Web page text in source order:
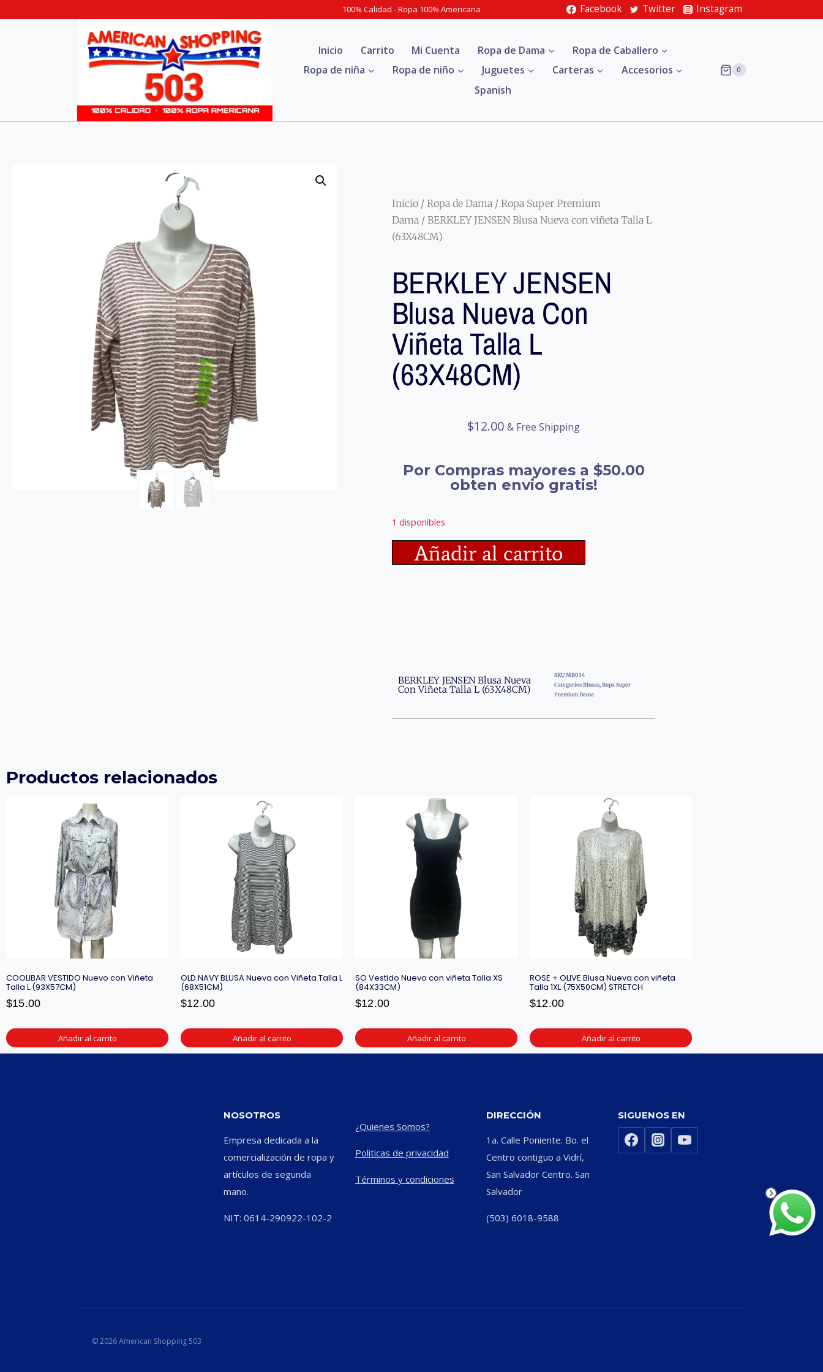
100% Calidad - Ropa 100% Americana Facebook Twitter Instagram
Inicio Carrito Mi Cuenta Ropa de Dama
Ropa de Caballero
Ropa de niña
Ropa de niño Juguetes Carteras
Accesorios
Spanish
0
Inicio / Ropa de Dama / Ropa Super Premium
Dama / BERKLEY JENSEN Blusa Nueva con viñeta Talla L
(63X48CM)
BERKLEY JENSEN
Blusa Nueva Con
Viñeta Talla L
(63X48CM)
$12.00 & Free Shipping
Por Compras mayores a $50.00
obten envio gratis!
1 disponibles
Añadir al carrito
BERKLEY JENSEN Blusa Nueva
Con Viñeta Talla L (63X48CM)
SKU MB034
Categories Blusas, Ropa Super
Premium Dama
Productos relacionados
COOLIBAR VESTIDO Nuevo con Viñeta
Talla L (93X57CM)
$15.00
Añadir al carrito
OLD NAVY BLUSA Nueva con Viñeta Talla L
(68X51CM)
$12.00
Añadir al carrito
SO Vestido Nuevo con viñeta Talla XS
(84X33CM)
$12.00
Añadir al carrito
ROSE + OLIVE Blusa Nueva con viñeta
Talla 1XL (75X50CM) STRETCH
$12.00
Añadir al carrito
NOSOTROS
Empresa dedicada a la
comercialización de ropa y
artículos de segunda
mano.
NIT: 0614-290922-102-2
¿Quienes Somos?
Politicas de privacidad
Términos y condiciones
DIRECCIÓN
1a. Calle Poniente. Bo. el
Centro contiguo a Vidrí,
San Salvador Centro. San
Salvador
(503) 6018-9588
SIGUENOS EN
© 2026 American Shopping 503